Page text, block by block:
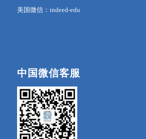
美国微信：indeed-edu
中国微信客服